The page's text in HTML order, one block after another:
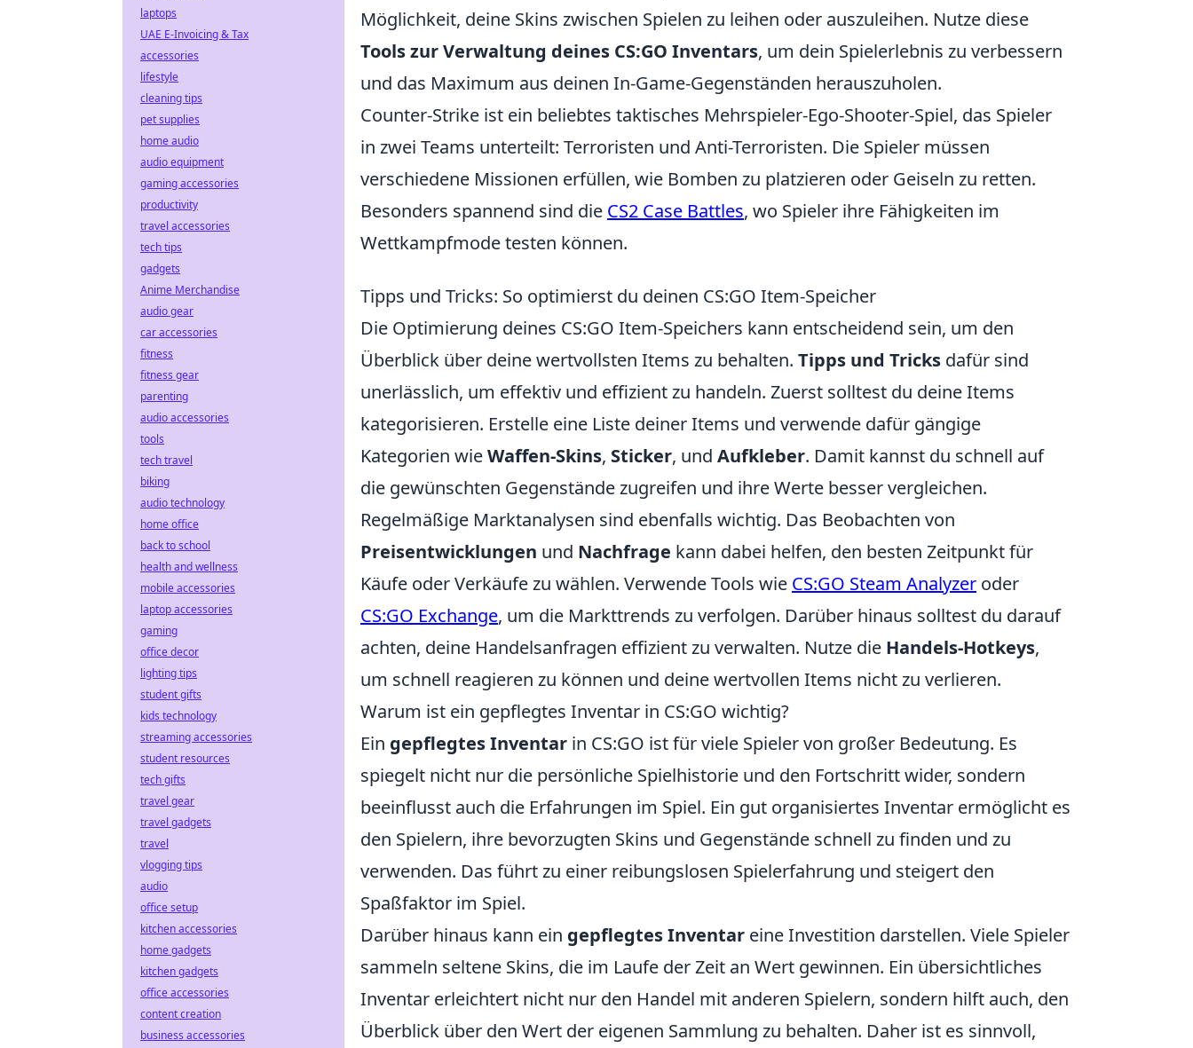
Möglichkeit, deine Skins zwischen Spielen zu leihen oder auszuleihen. Nutze diese
Tools zur Verwaltung deines CS:GO Inventars, um dein Spielerlebnis zu verbessern
und das Maximum aus deinen In-Game-Gegenständen herauszuholen.
Counter-Strike ist ein beliebtes taktisches Mehrspieler-Ego-Shooter-Spiel, das Spieler
in zwei Teams unterteilt: Terroristen und Anti-Terroristen. Die Spieler müssen
verschiedene Missionen erfüllen, wie Bomben zu platzieren oder Geiseln zu retten.
Besonders spannend sind die CS2 Case Battles, wo Spieler ihre Fähigkeiten im
Wettkampfmode testen können.
Tipps und Tricks: So optimierst du deinen CS:GO Item-Speicher
Die Optimierung deines CS:GO Item-Speichers kann entscheidend sein, um den
Überblick über deine wertvollsten Items zu behalten. Tipps und Tricks dafür sind
unerlässlich, um effektiv und effizient zu handeln. Zuerst solltest du deine Items
kategorisieren. Erstelle eine Liste deiner Items und verwende dafür gängige
Kategorien wieWaffen-Skins, Sticker, und Aufkleber. Damit kannst du schnell auf
die gewünschten Gegenstände zugreifen und ihre Werte besser vergleichen.
Regelmäßige Marktanalysen sind ebenfalls wichtig. Das Beobachten von
Preisentwicklungen und Nachfrage kann dabei helfen, den besten Zeitpunkt für
Käufe oder Verkäufe zu wählen. Verwende Tools wie CS:GO Steam Analyzer oder
CS:GO Exchange, um die Markttrends zu verfolgen. Darüber hinaus solltest du darauf
achten, deine Handelsanfragen effizient zu verwalten. Nutze die Handels-Hotkeys,
um schnell reagieren zu können und deine wertvollen Items nicht zu verlieren.
Warum ist ein gepflegtes Inventar in CS:GO wichtig?
Ein gepflegtes Inventar in CS:GO ist für viele Spieler von großer Bedeutung. Es
spiegelt nicht nur die persönliche Spielhistorie und den Fortschritt wider, sondern
beeinflusst auch die Erfahrungen im Spiel. Ein gut organisiertes Inventar ermöglicht es
den Spielern, ihre bevorzugten Skins und Gegenstände schnell zu finden und zu
verwenden. Das führt zu einer reibungslosen Spielerfahrung und steigert den
Spaßfaktor im Spiel.
Darüber hinaus kann ein gepflegtes Inventar eine Investition darstellen. Viele Spieler
sammeln seltene Skins, die im Laufe der Zeit an Wert gewinnen. Ein übersichtliches
Inventar erleichtert nicht nur den Handel mit anderen Spielern, sondern hilft auch, den
Überblick über den Wert der eigenen Sammlung zu behalten. Daher ist es sinnvoll,
laptops
UAE E-Invoicing & Tax
accessories
lifestyle
cleaning tips
pet supplies
home audio
audio equipment
gaming accessories
productivity
travel accessories
tech tips
gadgets
Anime Merchandise
audio gear
car accessories
fitness
fitness gear
parenting
audio accessories
tools
tech travel
biking
audio technology
home office
back to school
health and wellness
mobile accessories
laptop accessories
gaming
office decor
lighting tips
student gifts
kids technology
streaming accessories
student resources
tech gifts
travel gear
travel gadgets
travel
vlogging tips
audio
office setup
kitchen accessories
home gadgets
kitchen gadgets
office accessories
content creation
business accessories